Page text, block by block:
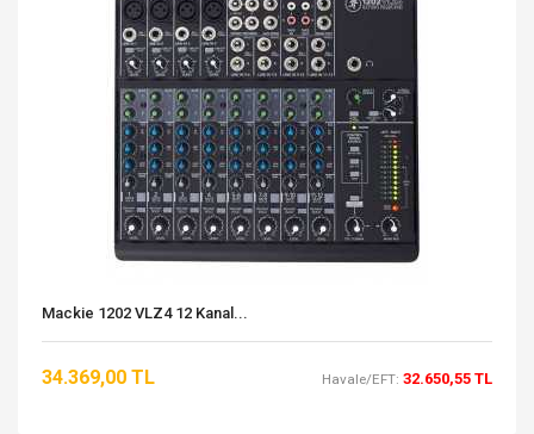
Mackie 1202 VLZ4 12 Kanal...
34.369,00 TL Havale/EFT: 32.650,55 TL